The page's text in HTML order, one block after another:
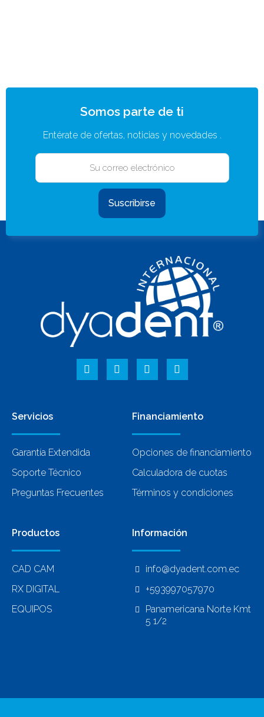
Somos parte de ti
Entérate de ofertas, noticias y novedades .
Suscribirse
Servicios
Garantía Extendida
Soporte Técnico
Preguntas Frecuentes
Financiamiento
Opciones de financiamiento
Calculadora de cuotas
Términos y condiciones
Productos
CAD CAM
RX DIGITAL
EQUIPOS
Información
info@dyadent.com.ec
+593997057970
Panamericana Norte Kmt
5 1/2